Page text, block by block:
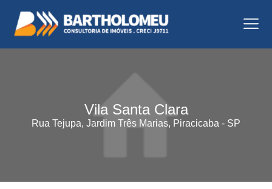
Vila Santa Clara
Rua Tejupa, Jardim Três Marias, Piracicaba - SP